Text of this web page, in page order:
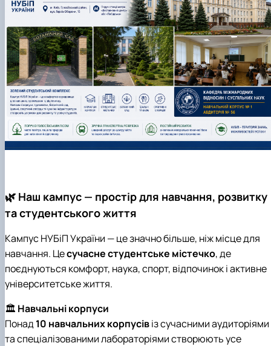
🌿 Наш кампус — простір для навчання, розвитку
та студентського життя
Кампус НУБіП України — це значно більше, ніж місце для
навчання. Цесучасне студентське містечко, де
поєднуються комфорт, наука, спорт, відпочинок і активне
університетське життя.
🏛️ Навчальні корпуси
Понад10 навчальних корпусівіз сучасними аудиторіями
та спеціалізованими лабораторіями створюють усе